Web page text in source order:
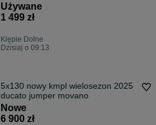
Używane
1 499 zł
Klępie Dolne
Dzisiaj o 09:13
5x130 nowy kmpl wielosezon 2025
ducato jumper movano
Nowe
6 900 zł